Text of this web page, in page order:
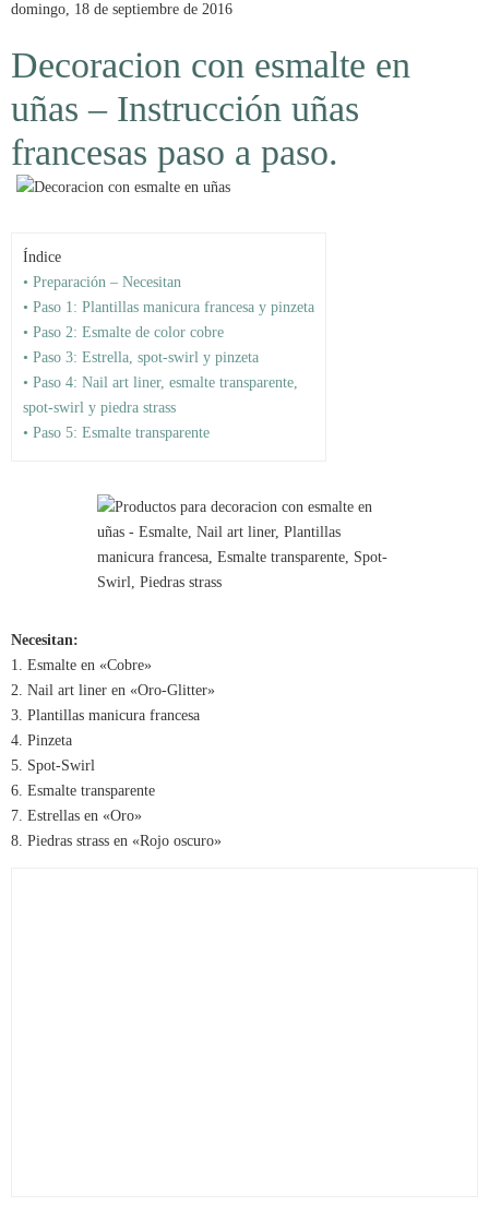
domingo, 18 de septiembre de 2016
Decoracion con esmalte en
uñas – Instrucción uñas
francesas paso a paso.
Índice
• Preparación – Necesitan
• Paso 1: Plantillas manicura francesa y pinzeta
• Paso 2: Esmalte de color cobre
• Paso 3: Estrella, spot-swirl y pinzeta
• Paso 4: Nail art liner, esmalte transparente,
spot-swirl y piedra strass
• Paso 5: Esmalte transparente
Necesitan:
1. Esmalte en «Cobre»
2. Nail art liner en «Oro-Glitter»
3. Plantillas manicura francesa
4. Pinzeta
5. Spot-Swirl
6. Esmalte transparente
7. Estrellas en «Oro»
8. Piedras strass en «Rojo oscuro»